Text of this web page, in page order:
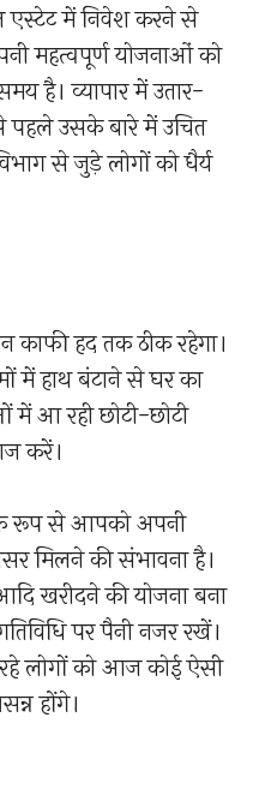
में निवेश करने से
महत्वपूर्ण योजनाओं को
है। व्यापार में उतार-
पहले उसके बारे में उचित
से जुड़े लोगों को धैर्य
हद तक ठीक रहेगा।
में हाथ बंटाने से घर का
में आ रही छोटी-छोटी
करें।
रूप से आपको अपनी
मिलने की संभावना है।
खरीदने की योजना बना
पर पैनी नजर रखें।
लोगों को आज कोई ऐसी
होंगे।